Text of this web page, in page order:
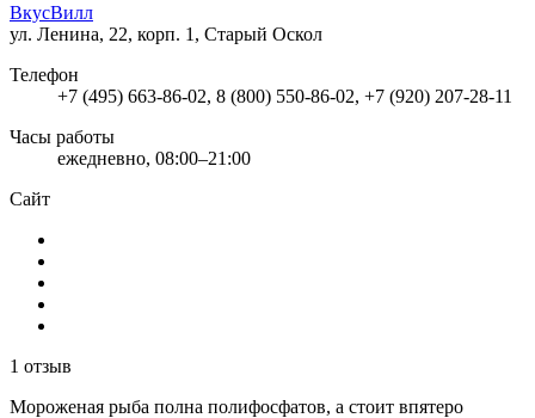
ВкусВилл
ул. Ленина, 22, корп. 1, Старый Оскол
Телефон
+7 (495) 663-86-02, 8 (800) 550-86-02, +7 (920) 207-28-11
Часы работы
ежедневно, 08:00–21:00
Сайт
1 отзыв
Мороженая рыба полна полифосфатов, а стоит впятеро